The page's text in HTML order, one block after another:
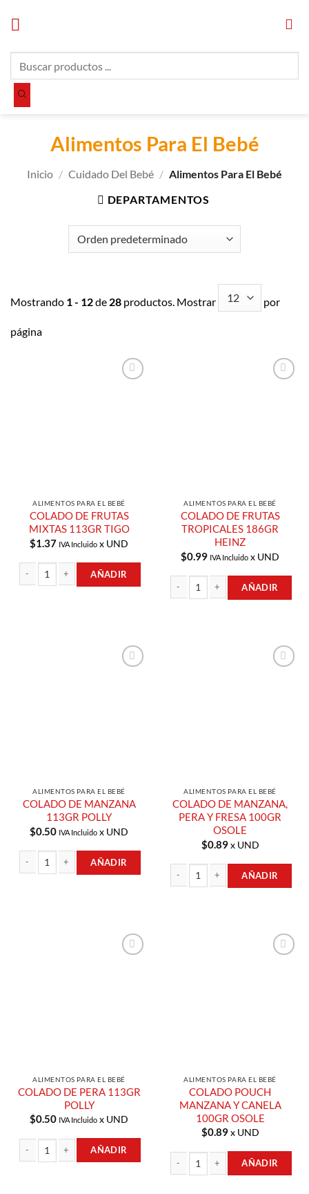
productos
Alimentos Para El Bebé
Inicio / Cuidado Del Bebé / Alimentos Para El Bebé
DEPARTAMENTOS
Mostrando 1 - 12de 28 productos. Mostrar por
página
ALIMENTOS PARA EL BEBÉ
COLADO DE FRUTAS
MIXTAS 113GR TIGO
$1.37 IVA Incluido x UND
COLADO DE FRUTAS MIXTAS 113GR TIGO cantidad
AÑADIR
ALIMENTOS PARA EL BEBÉ
COLADO DE FRUTAS
TROPICALES 186GR
HEINZ
$0.99 IVA Incluido x UND
AÑADIR
ALIMENTOS PARA EL BEBÉ
COLADO DE MANZANA
113GR POLLY
$0.50 IVA Incluido x UND
COLADO DE MANZANA 113GR POLLY cantidad
AÑADIR
ALIMENTOS PARA EL BEBÉ
COLADO DE MANZANA,
PERA Y FRESA 100GR
OSOLE
$0.89x UND
AÑADIR
ALIMENTOS PARA EL BEBÉ
COLADO DE PERA 113GR
POLLY
$0.50 IVA Incluido x UND
AÑADIR
ALIMENTOS PARA EL BEBÉ
COLADO POUCH
MANZANA Y CANELA
100GR OSOLE
$0.89x UND
AÑADIR